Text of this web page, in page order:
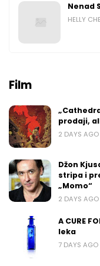
Nenad
HELLY
Film
prodaji,
2 DAYS AGO
Džon
stripa i
„Momo“
2 DAYS AGO
A CURE
leka
7 DAYS AGO